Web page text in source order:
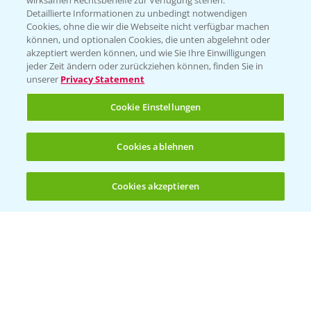
(noch 4)
Beratung auf WhatsApp
T.+49 (0)174 346 564 1
KONTAKT
Hilfe in Notfällen
+49 (0)214/30-20220
Detaillierte Informationen zu unbedingt notwendigen
Cookies, ohne die wir die Webseite nicht verfügbar machen
können, und optionalen Cookies, die unten abgelehnt oder
akzeptiert werden können, und wie Sie Ihre Einwilligungen
jeder Zeit ändern oder zurückziehen können, finden Sie in
unserer Privacy Statement
Cookie Einstellungen
Cookies ablehnen
Cookies akzeptieren